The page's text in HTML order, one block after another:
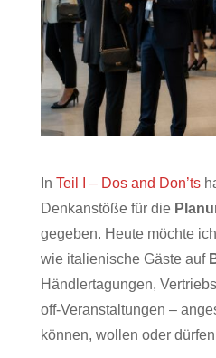
In Teil I – Dos and Don’ts
Denkanstöße für die
gegeben. Heute möchte
wie italienische Gäste auf
Händlertagungen,
off-Veranstaltungen –
können, wollen oder